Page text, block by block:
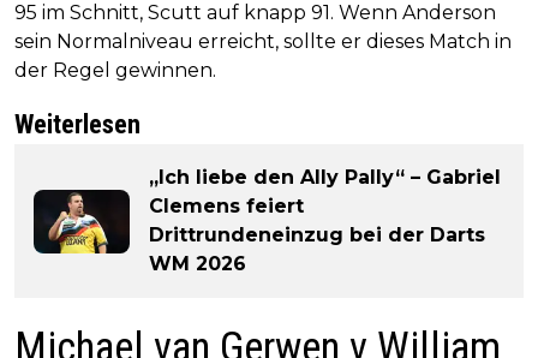
95 im Schnitt, Scutt auf knapp 91. Wenn Anderson
sein Normalniveau erreicht, sollte er dieses Match in
der Regel gewinnen.
Weiterlesen
„Ich liebe den Ally Pally“ – Gabriel
Clemens feiert
Drittrundeneinzug bei der Darts
WM 2026
Michael van Gerwen v William